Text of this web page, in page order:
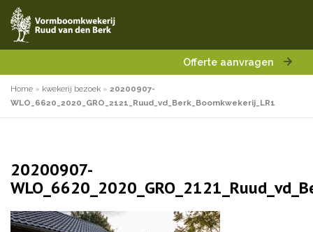
Offerte aanvragen
Home » kwekerij bezoek » 20200907-
WLO_6620_2020_GRO_2121_Ruud_vd_Berk_Boomkwekerij_LR1
20200907-